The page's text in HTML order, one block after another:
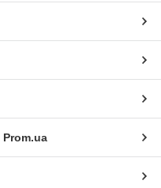
Prom.ua